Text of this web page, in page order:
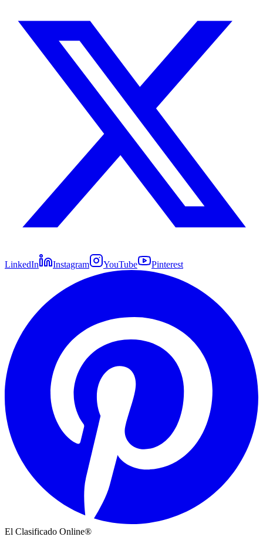
LinkedIn Instagram YouTube Pinterest
El Clasificado Online®